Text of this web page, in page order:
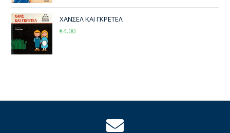
ΧΑΝΣΕΛ ΚΑΙ ΓΚΡΕΤΕΛ
€4.00